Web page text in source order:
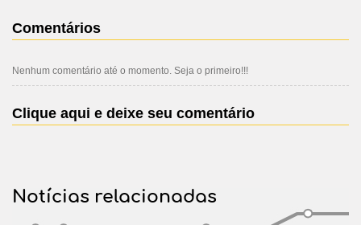
Comentários
Nenhum comentário até o momento. Seja o primeiro!!!
Clique aqui e deixe seu comentário
Notícias relacionadas